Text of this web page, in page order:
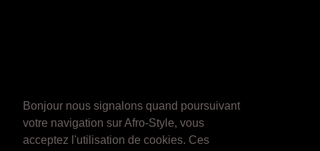
Bonjour nous signalons quand poursuivant
votre navigation sur Afro-Style, vous
acceptez l'utilisation de cookies. Ces